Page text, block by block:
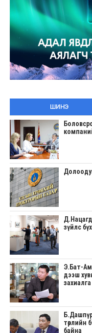
ШИНЭ
зүйлс
Э.Бат-
дээш
төрлийн
байна